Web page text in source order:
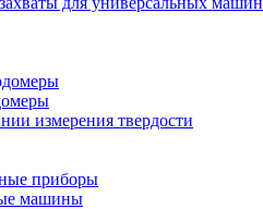
измерения твердости
приборы
машины